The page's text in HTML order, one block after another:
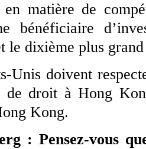
en matière de
bénéficiaire
le dixième plus
Unis doivent
de droit à Hong
Kong.
: Pensez-vous